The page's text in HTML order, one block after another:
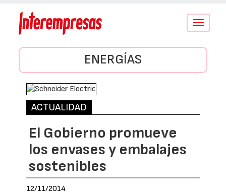
Conmutar
ENERGÍAS
ACTUALIDAD
El Gobierno promueve
los envases y embalajes
sostenibles
12/11/2014